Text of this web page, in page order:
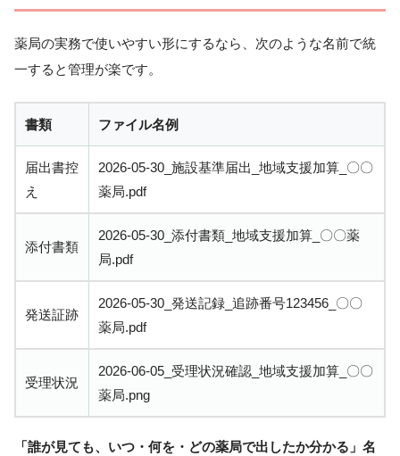
薬局の実務で使いやすい形にするなら、次のような名前で統
一すると管理が楽です。
書類 ファイル名例
届出書控
え
2026-05-30_施設基準届出_地域支援加算_〇〇
薬局.pdf
添付書類
2026-05-30_添付書類_地域支援加算_〇〇薬
局.pdf
発送証跡
2026-05-30_発送記録_追跡番号123456_〇〇
薬局.pdf
受理状況
2026-06-05_受理状況確認_地域支援加算_〇〇
薬局.png
「誰が見ても、いつ・何を・どの薬局で出したか分かる」名